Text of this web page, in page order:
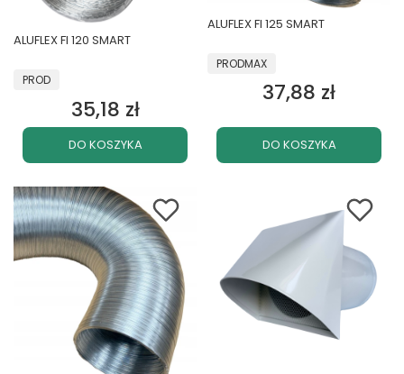
ALUFLEX FI 120 SMART
PRODUCENT
PROD
Cena
35,18 zł
DO KOSZYKA
ALUFLEX FI 125 SMART
PRODUCENT
PRODMAX
Cena
37,88 zł
DO KOSZYKA